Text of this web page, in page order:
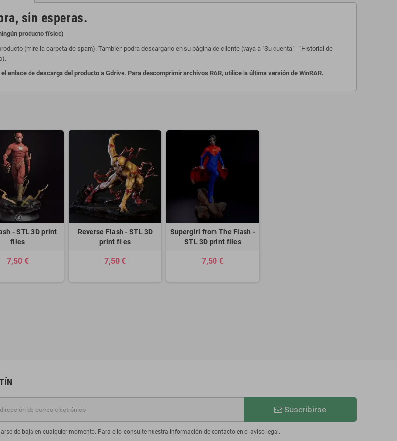
sin esperas.
producto físico)
(mire la carpeta de spam). Tambien podra descargarlo en su página de cliente (vaya a "Su cuenta" - "Historial de
enlace de descarga del producto a Gdrive. Para descomprimir archivos RAR, utilice la última versión de WinRAR.
- STL 3D print
files
7,50 €
Reverse Flash - STL 3D
print files
7,50 €
Supergirl from The Flash -
STL 3D print files
7,50 €
Suscribirse
de baja en cualquier momento. Para ello, consulte nuestra información de contacto en el aviso legal.